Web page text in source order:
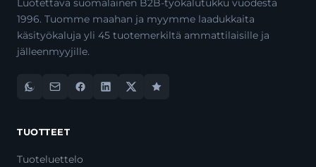
1996. Tuomme maahan ja myymme laadukkaita
käsityökaluja yli 45 tuotemerkiltä ammattilaisille ja
jälleenmyyjille.
TUOTTEET
Tuoteluettelo